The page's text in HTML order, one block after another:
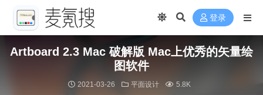
登录
Artboard 2.3 Mac 破解版 Mac上优秀的矢量绘
图软件
2021-03-26 平面设计 5.8K